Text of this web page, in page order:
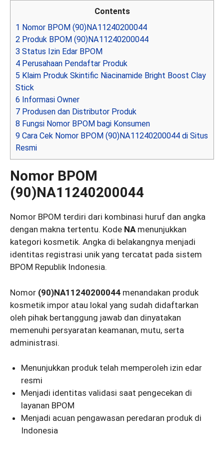
Contents
1 Nomor BPOM (90)NA11240200044
2 Produk BPOM (90)NA11240200044
3 Status Izin Edar BPOM
4 Perusahaan Pendaftar Produk
5 Klaim Produk Skintific Niacinamide Bright Boost Clay
Stick
6 Informasi Owner
7 Produsen dan Distributor Produk
8 Fungsi Nomor BPOM bagi Konsumen
9 Cara Cek Nomor BPOM (90)NA11240200044 di Situs
Resmi
Nomor BPOM
(90)NA11240200044
Nomor BPOM terdiri dari kombinasi huruf dan angka
dengan makna tertentu. Kode NAmenunjukkan
kategori kosmetik. Angka di belakangnya menjadi
identitas registrasi unik yang tercatat pada sistem
BPOM Republik Indonesia.
Nomor (90)NA11240200044 menandakan produk
kosmetik impor atau lokal yang sudah didaftarkan
oleh pihak bertanggung jawab dan dinyatakan
memenuhi persyaratan keamanan, mutu, serta
administrasi.
Menunjukkan produk telah memperoleh izin edar
resmi
Menjadi identitas validasi saat pengecekan di
layanan BPOM
Menjadi acuan pengawasan peredaran produk di
Indonesia